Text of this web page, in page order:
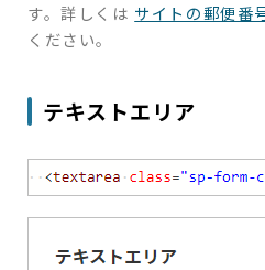
す。詳しくは サイトの郵便番
ください。
テキストエリア